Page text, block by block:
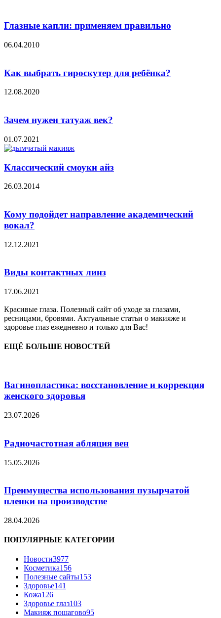
Глазные капли: применяем правильно
06.04.2010
Как выбрать гироскутер для ребёнка?
12.08.2020
Зачем нужен татуаж век?
01.07.2021
Классический смоуки айз
26.03.2014
Кому подойдет направление академический
вокал?
12.12.2021
Виды контактных линз
17.06.2021
Красивые глаза. Полезный сайт об уходе за глазами,
ресницами, бровями. Актуальные статьи о макияже и
здоровье глаз ежедневно и только для Вас!
ЕЩЁ БОЛЬШЕ НОВОСТЕЙ
Вагинопластика: восстановление и коррекция
женского здоровья
23.07.2026
Радиочастотная абляция вен
15.05.2026
Преимущества использования пузырчатой
пленки на производстве
28.04.2026
ПОПУЛЯРНЫЕ КАТЕГОРИИ
Новости3977
Косметика156
Полезные сайты153
Здоровье141
Кожа126
Здоровье глаз103
Макияж пошагово95